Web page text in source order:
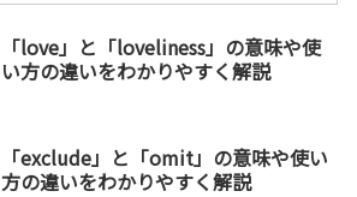
「love」と「loveliness」の意味や使
い方の違いをわかりやすく解説
「exclude」と「omit」の意味や使い
方の違いをわかりやすく解説